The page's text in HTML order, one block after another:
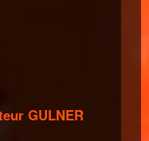
GULNER